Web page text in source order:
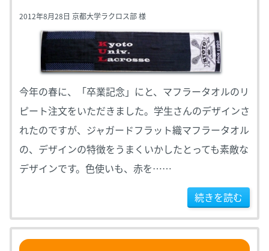
2012年8月28日 京都大学ラクロス部 様
今年の春に、「卒業記念」にと、マフラータオルのリ
ピート注文をいただきました。学生さんのデザインさ
れたのですが、ジャガードフラット織マフラータオル
の、デザインの特徴をうまくいかしたとっても素敵な
デザインです。色使いも、赤を……
続きを読む